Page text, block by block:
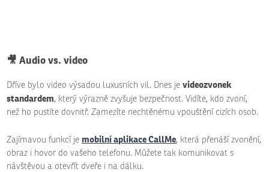
🎥 Audio vs. video
Dříve bylo video výsadou luxusních vil. Dnes jevideozvonek
standardem, který výrazně zvyšuje bezpečnost. Vidíte, kdo zvoní,
než ho pustíte dovnitř. Zamezíte nechtěnému vpouštění cizích osob.
Zajímavou funkcí je mobilní aplikace CallMe, která přenáší zvonění,
obraz i hovor do vašeho telefonu. Můžete tak komunikovat s
návštěvou a otevřít dveře i na dálku.